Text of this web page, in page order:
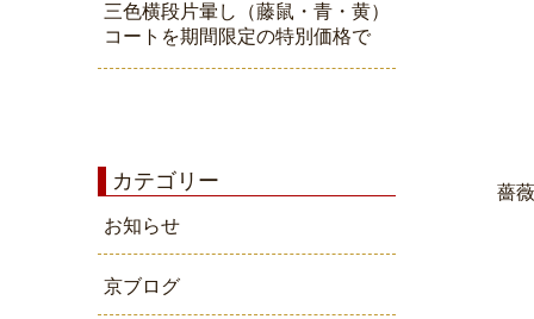
三色横段片暈し（藤鼠・青・黄）
コートを期間限定の特別価格で
カテゴリー
お知らせ
京ブログ
薔